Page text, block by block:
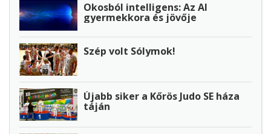
Okosból intelligens: Az AI
gyermekkora és jövője
Szép volt Sólymok!
Újabb siker a Kőrös Judo SE háza
táján